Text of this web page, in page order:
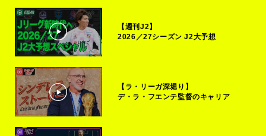
【週刊J2】
2026／27シーズン J2大予想
【ラ・リーガ深堀り】
デ・ラ・フエンテ監督のキャリア